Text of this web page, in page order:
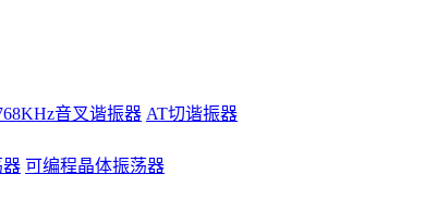
音叉谐振器 AT切谐振器
器 可编程晶体振荡器